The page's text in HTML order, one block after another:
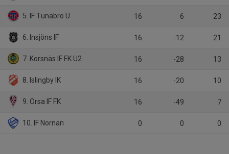
5. IF Tunabro U 16 6 23
6. Insjöns IF 16 -12 21
7. Korsnäs IF FK U2 16 -28 13
8. Islingby IK 16 -20 10
9. Orsa IF FK 16 -49 7
10. IF Nornan 0 0 0